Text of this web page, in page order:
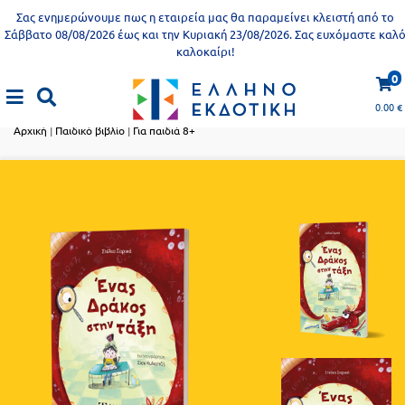
Σας ενημερώνουμε πως η εταιρεία μας θα παραμείνει κλειστή από το
Σάββατο 08/08/2026 έως και την Κυριακή 23/08/2026. Σας ευχόμαστε καλό
καλοκαίρι!
0
0.00€
X
ενήλικες
Αποκλειστική
διάθεση
Trivia
Books
- Η
γνώση
είναι
Προδημοτική
εκπαίδευση
αφίσες
Βιβλία
νηπιαγωγείου
Ελληνίζειν
Δημοτικό
Α΄
Τάξη
Παιδικό βιβλίο
Αρχική | Παιδικό βιβλίο | Για παιδιά 8+